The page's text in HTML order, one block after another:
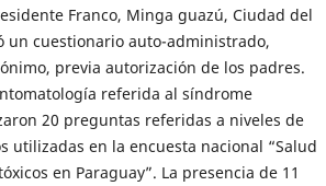
Franco, Minga guazú, Ciudad del
un cuestionario auto-administrado,
previa autorización de los padres.
referida al síndrome
20 preguntas referidas a niveles de
utilizadas en la encuesta nacional “Salud
en Paraguay”. La presencia de 11